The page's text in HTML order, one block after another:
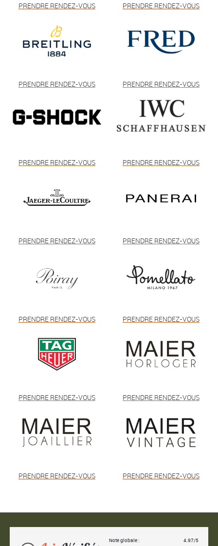
PRENDRE RENDEZ-VOUS PRENDRE RENDEZ-VOUS
PRENDRE RENDEZ-VOUS PRENDRE RENDEZ-VOUS
PRENDRE RENDEZ-VOUS PRENDRE RENDEZ-VOUS
PRENDRE RENDEZ-VOUS PRENDRE RENDEZ-VOUS
PRENDRE RENDEZ-VOUS PRENDRE RENDEZ-VOUS
PRENDRE RENDEZ-VOUS PRENDRE RENDEZ-VOUS
PRENDRE RENDEZ-VOUS PRENDRE RENDEZ-VOUS
Note globale : 4.97/5